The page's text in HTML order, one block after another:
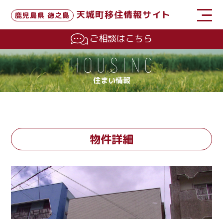
鹿児島県 徳之島
天城町移住情報サイト
ご相談はこちら
住まい情報
物件詳細